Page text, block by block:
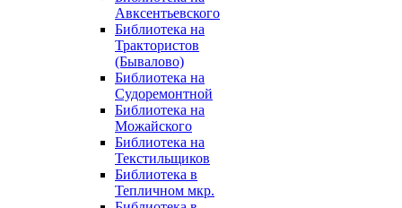
Авксентьевского
Библиотека на
Трактористов
(Бывалово)
Библиотека на
Судоремонтной
Библиотека на
Можайского
Библиотека на
Текстильщиков
Библиотека в
Тепличном мкр.